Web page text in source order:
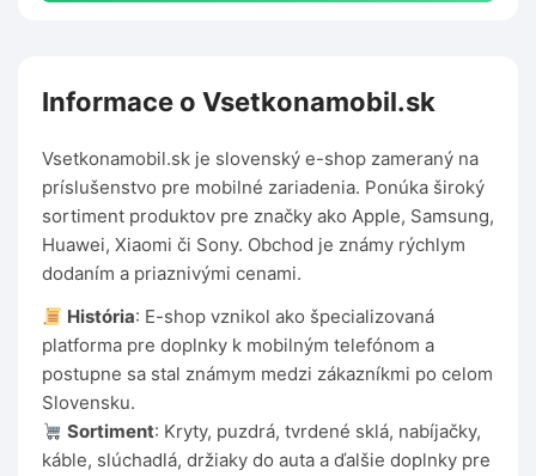
Informace o Vsetkonamobil.sk
Vsetkonamobil.sk je slovenský e-shop zameraný na
príslušenstvo pre mobilné zariadenia. Ponúka široký
sortiment produktov pre značky ako Apple, Samsung,
Huawei, Xiaomi či Sony. Obchod je známy rýchlym
dodaním a priaznivými cenami.
História: E-shop vznikol ako špecializovaná
platforma pre doplnky k mobilným telefónom a
postupne sa stal známym medzi zákazníkmi po celom
Slovensku.
Sortiment: Kryty, puzdrá, tvrdené sklá, nabíjačky,
káble, slúchadlá, držiaky do auta a ďalšie doplnky pre